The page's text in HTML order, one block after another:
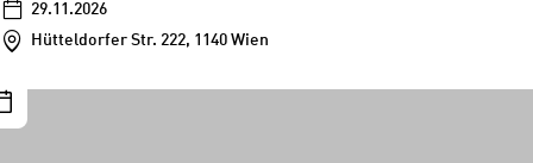
29.11.2026
Hütteldorfer Str. 222, 1140 Wien